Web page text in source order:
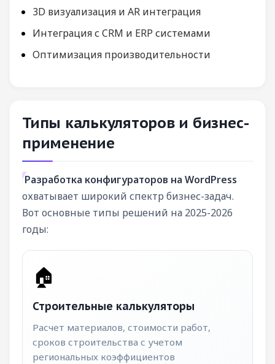
3D визуализация и AR интеграция
Интеграция с CRM и ERP системами
Оптимизация производительности
Типы калькуляторов и бизнес-
применение
Разработка конфигураторов на WordPress
охватывает широкий спектр бизнес-задач.
Вот основные типы решений на 2025-2026
годы:
🏠
Строительные калькуляторы
Расчет материалов, стоимости работ,
сроков строительства с учетом
региональных коэффициентов